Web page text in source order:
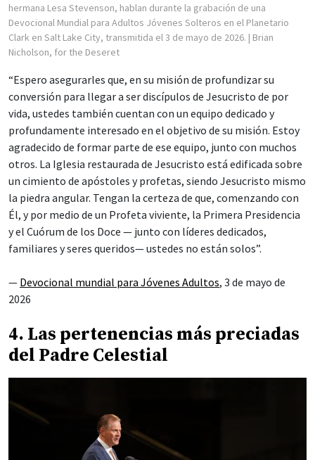
hermana Lesa Stevenson, hablan durante la grabación de una
Devocional Mundial para Adultos Jóvenes Solteros en el Planetario
Clark en Salt Lake City, transmitida el 3 de mayo de 2026. | Brian
Nicholson, for the Deseret
“Espero asegurarles que, en su misión de profundizar su
conversión para llegar a ser discípulos de Jesucristo de por
vida, ustedes también cuentan con un equipo dedicado y
profundamente interesado en el objetivo de su misión. Estoy
agradecido de formar parte de ese equipo, junto con muchos
otros. La Iglesia restaurada de Jesucristo está edificada sobre
un cimiento de apóstoles y profetas, siendo Jesucristo mismo
la piedra angular. Tengan la certeza de que, comenzando con
Él, y por medio de un Profeta viviente, la Primera Presidencia
y el Cuórum de los Doce — junto con líderes dedicados,
familiares y seres queridos— ustedes no están solos”.
— Devocional mundial para Jóvenes Adultos, 3 de mayo de
2026
4. Las pertenencias más preciadas
del Padre Celestial